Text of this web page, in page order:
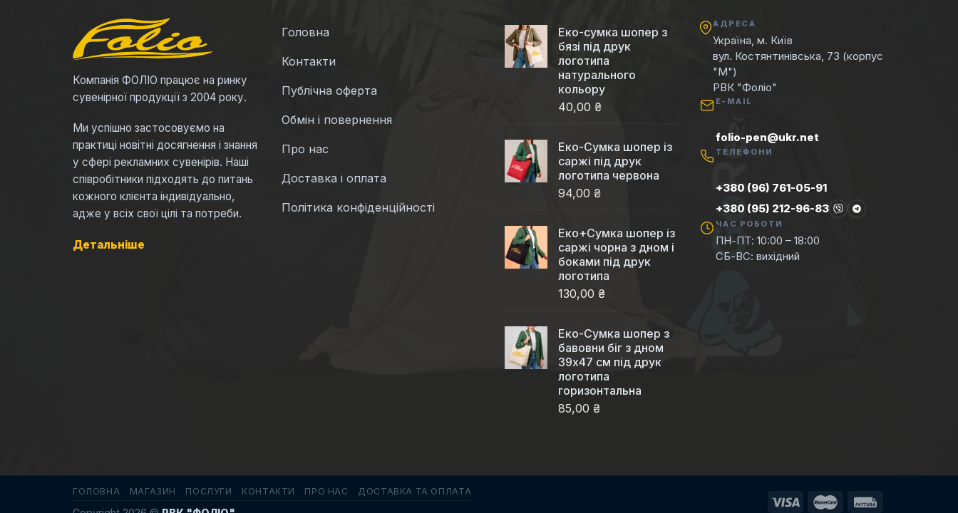
Компанія ФОЛІО працює на ринку
сувенірної продукції з 2004 року.
Ми успішно застосовуємо на
практиці новітні досягнення і знання
у сфері рекламних сувенірів. Наші
співробітники підходять до питань
кожного клієнта індивідуально,
адже у всіх свої цілі та потреби.
Детальніше
Головна
Контакти
Публічна оферта
Обмін і повернення
Про нас
Доставка і оплата
Політика конфіденційності
Еко-сумка шопер з
бязі під друк
логотипа
натурального
кольору
40,00 ₴
Еко-Cумка шопер із
саржі під друк
логотипа червона
94,00 ₴
Еко+Сумка шопер із
саржі чорна з дном і
боками під друк
логотипа
130,00 ₴
Еко-Сумка шопер з
бавовни біг з дном
39x47 см під друк
логотипа
горизонтальна
85,00 ₴
АДРЕСА
Україна, м. Київ
вул. Костянтинівська, 73 (корпус
"М")
РВК "Фоліо"
E-MAIL
folio-pen@ukr.net
ТЕЛЕФОНИ
+380 (96) 761-05-91
+380 (95) 212-96-83
ЧАС РОБОТИ
ПН-ПТ: 10:00 – 18:00
СБ-ВС: вихідний
ГОЛОВНА МАГАЗИН ПОСЛУГИ КОНТАКТИ ПРО НАС ДОСТАВКА ТА ОПЛАТА